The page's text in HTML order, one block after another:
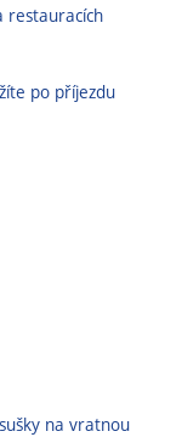
restauracích
po příjezdu
na vratnou